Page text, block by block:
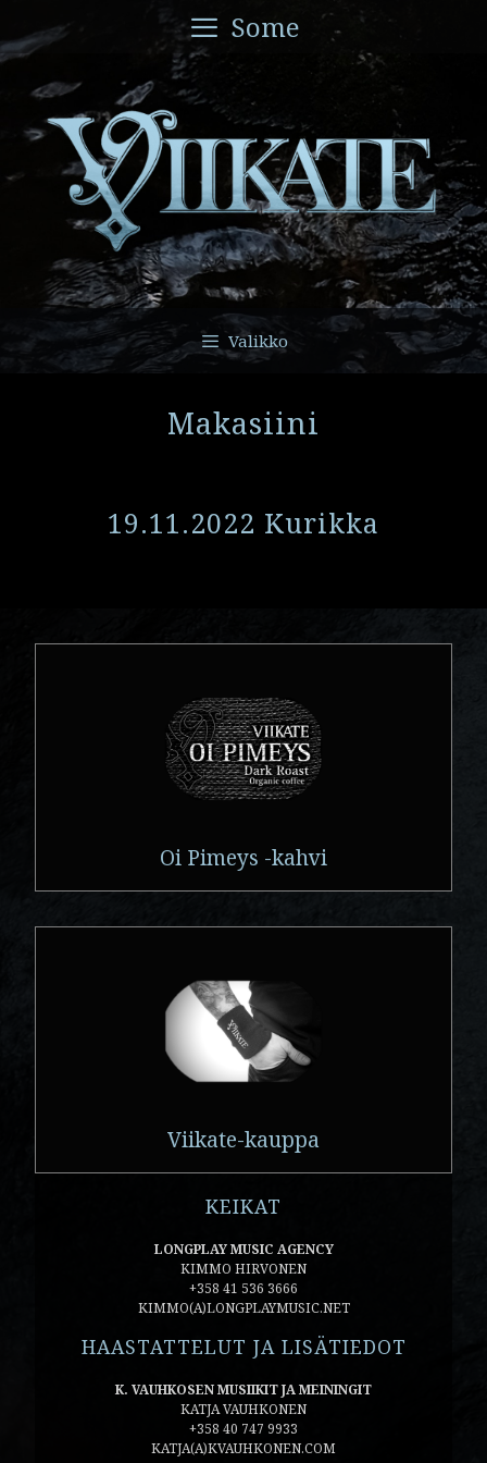
sisältöön
Some
Valikko
Makasiini
19.11.2022 Kurikka
Oi Pimeys -kahvi
Viikate-kauppa
KEIKAT
LONGPLAY MUSIC AGENCY
KIMMO HIRVONEN
+358 41 536 3666
KIMMO(A)LONGPLAYMUSIC.NET
HAASTATTELUT JA LISÄTIEDOT
K. VAUHKOSEN MUSIIKIT JA MEININGIT
KATJA VAUHKONEN
+358 40 747 9933
KATJA(A)KVAUHKONEN.COM